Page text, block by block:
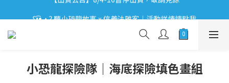
ʕ•͡ᴥ•ʔ 【優惠相報】登入會員享更多優惠。
小恐龍探險隊｜海底探險填色畫組